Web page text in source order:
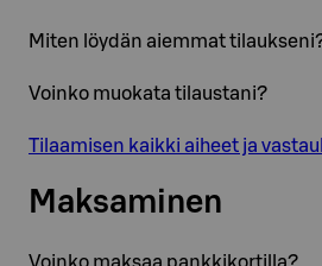
Miten löydän aiemmat
Voinko muokata tilaustani?
Tilaamisen kaikki aiheet ja
Maksaminen